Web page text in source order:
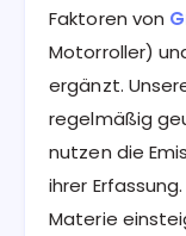
Faktoren von
Motorroller)
ergänzt.
regelmäßig
nutzen die
ihrer
Materie